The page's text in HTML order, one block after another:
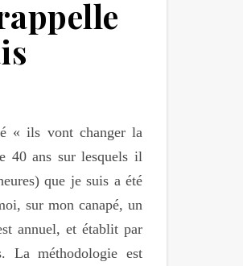
« ils vont changer la
40 ans sur lesquels il
que je suis a été
sur mon canapé, un
annuel, et établit par
La méthodologie est